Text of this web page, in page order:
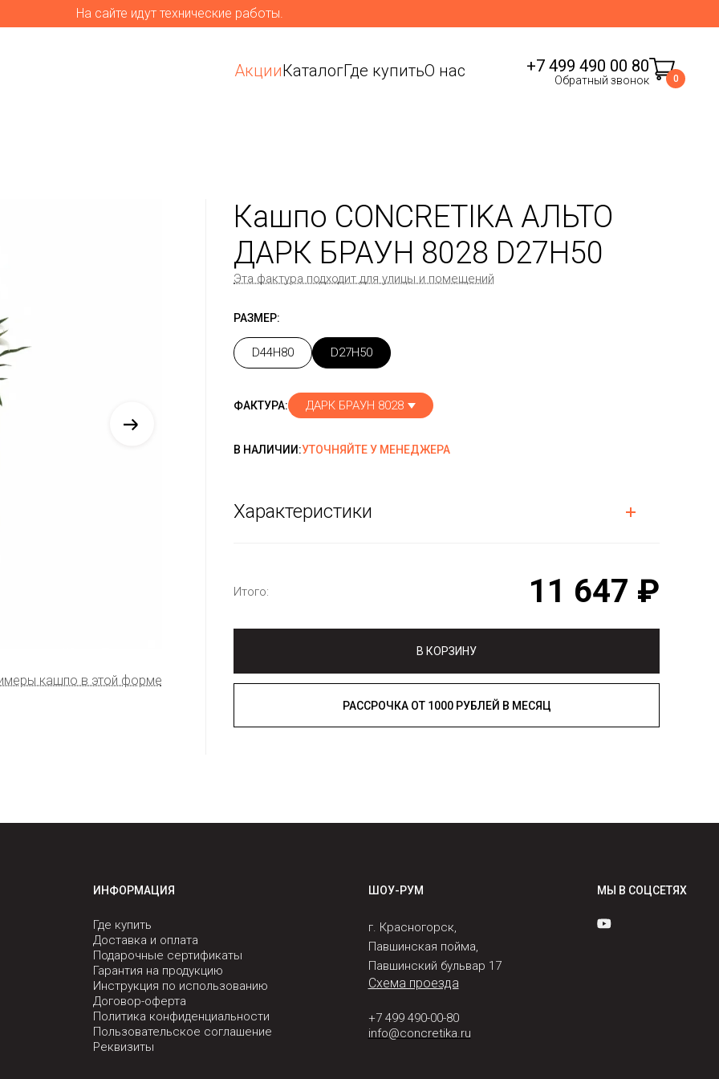
На сайте идут технические работы.
АкцииКаталогГде купитьО нас +7 499 490 00 80
Обратный звонок 0
кашпо в этой форме
Кашпо CONCRETIKA АЛЬТО
ДАРК БРАУН 8028 D27H50
Эта фактура подходит для улицы и помещений
РАЗМЕР:
D44H80 D27H50
ФАКТУРА: ДАРК БРАУН 8028
В НАЛИЧИИ:УТОЧНЯЙТЕ У МЕНЕДЖЕРА
Характеристики
Итого: 11 647 ₽
В КОРЗИНУ
РАССРОЧКА ОТ 1000 РУБЛЕЙ В МЕСЯЦ
ИНФОРМАЦИЯ
Где купить
Доставка и оплата
Подарочные сертификаты
Гарантия на продукцию
Инструкция по использованию
Договор-оферта
Политика конфиденциальности
Пользовательское соглашение
Реквизиты
ШОУ-РУМ
г. Красногорск,
Павшинская пойма,
Павшинский бульвар 17
Схема проезда
+7 499 490-00-80
info@concretika.ru
МЫ В СОЦСЕТЯХ